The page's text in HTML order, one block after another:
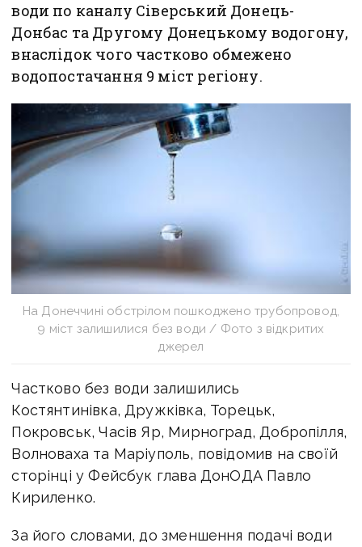
води по каналу Сіверський Донець-
Донбас та Другому Донецькому водогону,
внаслідок чого частково обмежено
водопостачання 9 міст регіону.
На Донеччині обстрілом пошкоджено трубопровод,
9 міст залишилися без води / Фото з відкритих
джерел
Частково без води залишились
Костянтинівка, Дружківка, Торецьк,
Покровськ, Часів Яр, Мирноград, Добропілля,
Волноваха та Маріуполь, повідомив на своїй
сторінці у Фейсбук глава ДонОДА Павло
Кириленко.
За його словами, до зменшення подачі води